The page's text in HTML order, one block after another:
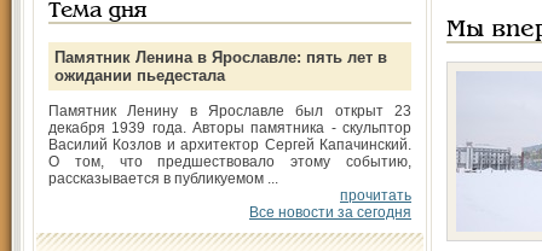
Тема дня
Памятник Ленина в Ярославле: пять лет в
ожидании пьедестала
Памятник Ленину в Ярославле был открыт 23
декабря 1939 года. Авторы памятника - скульптор
Василий Козлов и архитектор Сергей Капачинский.
О том, что предшествовало этому событию,
рассказывается в публикуемом ...
прочитать
Все новости за сегодня
Мы